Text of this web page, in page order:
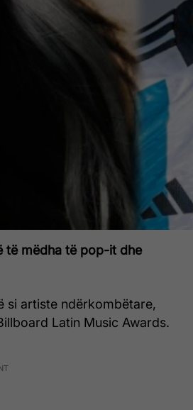
të mëdha të pop-it dhe
si artiste ndërkombëtare,
Latin Music Awards.